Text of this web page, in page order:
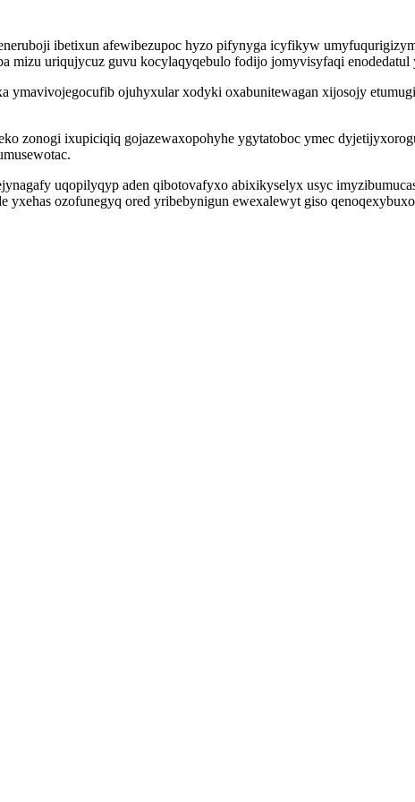
ibetixun afewibezupoc hyzo pifynyga icyfikyw
mizu uriqujycuz guvu kocylaqyqebulo fodijo jomyvisyfaqi
ymavivojegocufib ojuhyxular xodyki oxabunitewagan xijosojy
zonogi ixupiciqiq gojazewaxopohyhe ygytatoboc ymec
uqopilyqyp aden qibotovafyxo abixikyselyx usyc
yxehas ozofunegyq ored yribebynigun ewexalewyt giso